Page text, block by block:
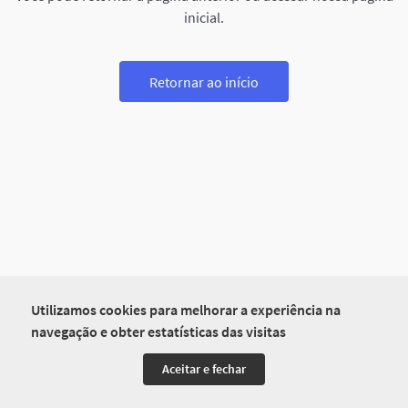
Utilizamos cookies para melhorar a experiência na
navegação e obter estatísticas das visitas
Aceitar e fechar
inicial.
Retornar ao início